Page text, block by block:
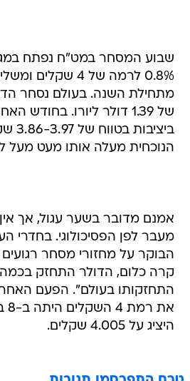
שבוע המסחר במט"ח נפתח
מתחילת השנה. בעולם נסחר
של 1.39 דולר ליורו. בחודש
הנוכחית מעלה אותו מעט מעל
אמנם מדובר בשער עגול, אך
מעבר לפן הפסיכולוגי. בחדרי
הבוקר על מחזורי מסחר
קרה כלום, הדולר התחזק בכמה
התחזקותו בעולם". הפעם
היציג על 4.005 שקלים.